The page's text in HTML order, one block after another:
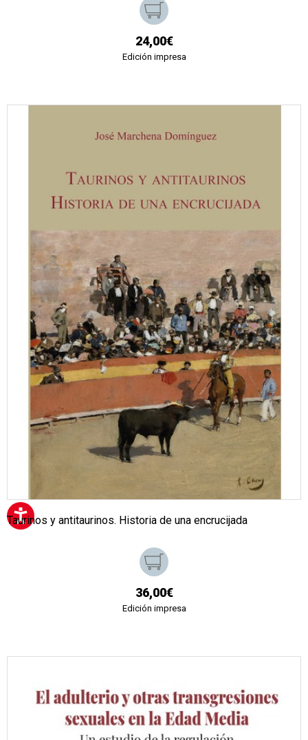
24,00€
Edición impresa
Taurinos y antitaurinos. Historia de una encrucijada
36,00€
Edición impresa